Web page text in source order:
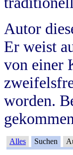
Autor
Er weist
von einer
worden.
Alles Suchen